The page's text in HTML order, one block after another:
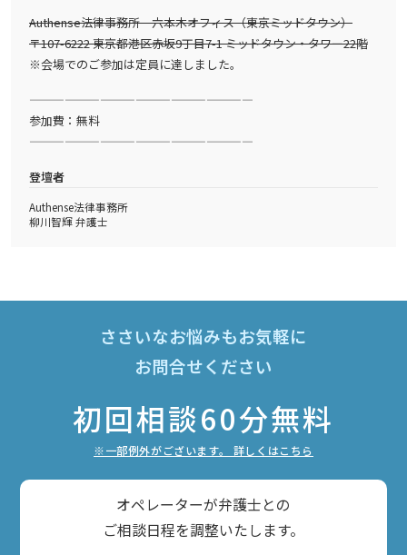
Authense法律事務所 六本木オフィス（東京ミッドタウン）
〒107-6222 東京都港区赤坂9丁目7-1 ミッドタウン・タワー22階
※会場でのご参加は定員に達しました。
———————————————————
参加費：無料
———————————————————
登壇者
Authense法律事務所
柳川智輝 弁護士
ささいなお悩みもお気軽に
お問合せください
初回相談60分無料
※一部例外がございます。 詳しくはこちら
オペレーターが弁護士との
ご相談日程を調整いたします。